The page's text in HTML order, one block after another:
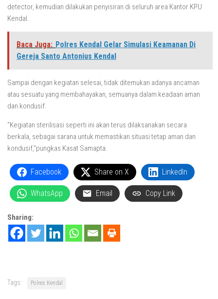
detector, kemudian dilakukan penyisiran di seluruh area Kantor KPU
Kendal.
Baca Juga: Polres Kendal Gelar Simulasi Keamanan Di
Gereja Santo Antonius Kendal
Sampai dengan kegiatan selesai, tidak ditemukan adanya ancaman
atau sesuatu yang membahayakan, semuanya dalam keadaan aman
dan kondusif.
“Kegiatan sterilisasi seperti ini akan terus dilaksanakan secara
berkala, sebagai sarana untuk memastikan situasi tetap aman dan
kondusif,”pungkas Kasat Samapta.
Facebook Share on X LinkedIn
WhatsApp Email Copy Link
Sharing:
Tags: Polres Kendal